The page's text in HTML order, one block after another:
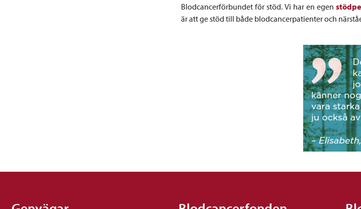
Blodcancerförbundet för stöd. Vi har en egen
är att ge stöd till både blodcancerpatienter och